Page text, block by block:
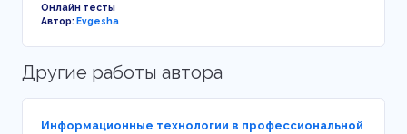
Онлайн тесты
Автор:Evgesha
Другие работы автора
Информационные технологии в профессиональной